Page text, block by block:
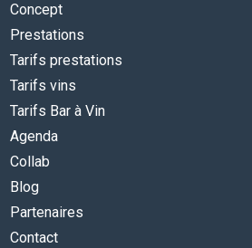
Concept
Prestations
Tarifs prestations
Tarifs vins
Tarifs Bar à Vin
Agenda
Collab
Blog
Partenaires
Contact